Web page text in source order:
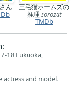
ん
三毛猫ホームズの
推理 sorozat
TMDb
18 Fukuoka,
actress and model.